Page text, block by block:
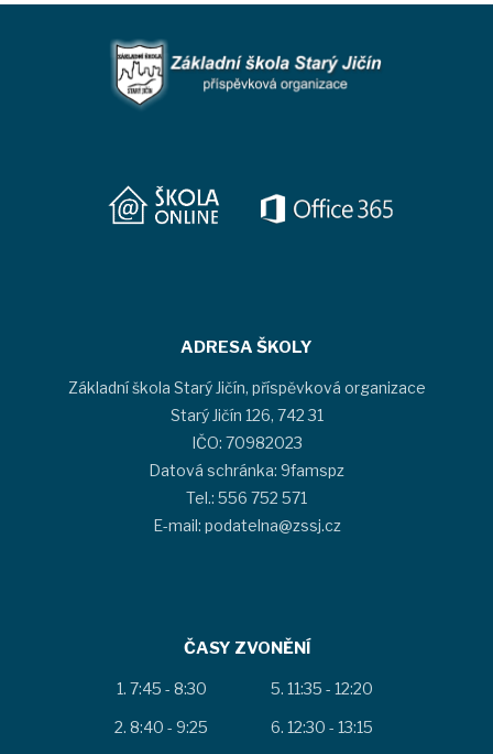
ADRESA ŠKOLY
Základní škola Starý Jičín, příspěvková organizace
Starý Jičín 126, 742 31
IČO: 70982023
Datová schránka: 9famspz
Tel.: 556 752 571
E-mail: podatelna@zssj.cz
ČASY ZVONĚNÍ
7:45 - 8:30
8:40 - 9:25
11:35 - 12:20
12:30 - 13:15